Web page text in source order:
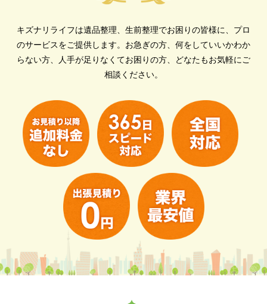
キズナリライフは遺品整理、生前整理でお困りの皆様に、プロ
のサービスをご提供します。 お急ぎの方、何をしていいかわか
らない方、人手が足りなくてお困りの方、どなたもお気軽にご
相談ください。